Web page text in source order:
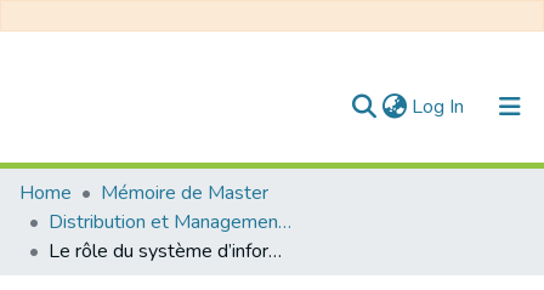
Log In (current)
Communities & Collections
All of DSpace
Home
Mémoire de Master
Distribution et Management de la Chaîne Logistique
Le rôle du système d’information dans la gestion de la chaine logistique en aval : étude de cas: ABC Pepsi